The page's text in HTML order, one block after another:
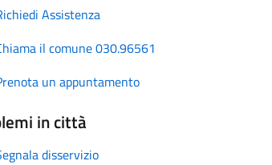
Assistenza
il comune 030.96561
un appuntamento
in città
disservizio